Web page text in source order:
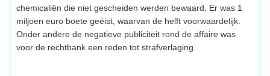
chemicaliën die niet gescheiden werden bewaard. Er was 1
miljoen euro boete geëist, waarvan de helft voorwaardelijk.
Onder andere de negatieve publiciteit rond de affaire was
voor de rechtbank een reden tot strafverlaging.